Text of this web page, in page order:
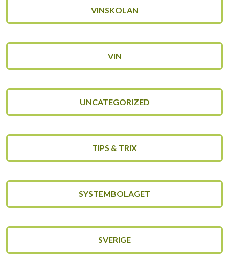
VINSKOLAN
VIN
UNCATEGORIZED
TIPS & TRIX
SYSTEMBOLAGET
SVERIGE